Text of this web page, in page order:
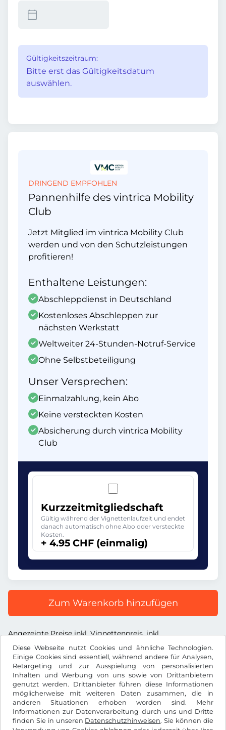
Diese Webseite nutzt Cookies und ähnliche Technologien.
Einige Cookies sind essentiell, während andere für Analysen,
Retargeting und zur Ausspielung von personalisierten
Inhalten und Werbung von uns sowie von Drittanbietern
genutzt werden. Drittanbieter führen diese Informationen
möglicherweise mit weiteren Daten zusammen, die in
anderen Situationen erhoben worden sind. Mehr
Informationen zur Datenverarbeitung durch uns und Dritte
finden Sie in unseren Datenschutzhinweisen. Sie können die
Gültigkeitszeitraum:
Bitte erst das Gültigkeitsdatum
auswählen.
DRINGEND EMPFOHLEN
Pannenhilfe des vintrica Mobility
Club
Jetzt Mitglied im vintrica Mobility Club
werden und von den Schutzleistungen
profitieren!
Enthaltene Leistungen:
Abschleppdienst in Deutschland
Kostenloses Abschleppen zur
nächsten Werkstatt
Weltweiter 24-Stunden-Notruf-Service
Ohne Selbstbeteiligung
Unser Versprechen:
Einmalzahlung, kein Abo
Keine versteckten Kosten
Absicherung durch vintrica Mobility
Club
Kurzzeitmitgliedschaft
Gültig während der Vignettenlaufzeit und endet
danach automatisch ohne Abo oder versteckte
Kosten.
+ 4.95 CHF (einmalig)
Zum Warenkorb hinzufügen
Angezeigte Preise inkl. Vignettenpreis, inkl.
Dienstleistungsentgelt und inkl. der gesetzl. MWST
CHF
Facebook Instagram